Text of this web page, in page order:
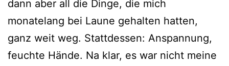
dann aber all die Dinge, die mich
monatelang bei Laune gehalten hatten,
ganz weit weg. Stattdessen: Anspannung,
feuchte Hände. Na klar, es war nicht meine